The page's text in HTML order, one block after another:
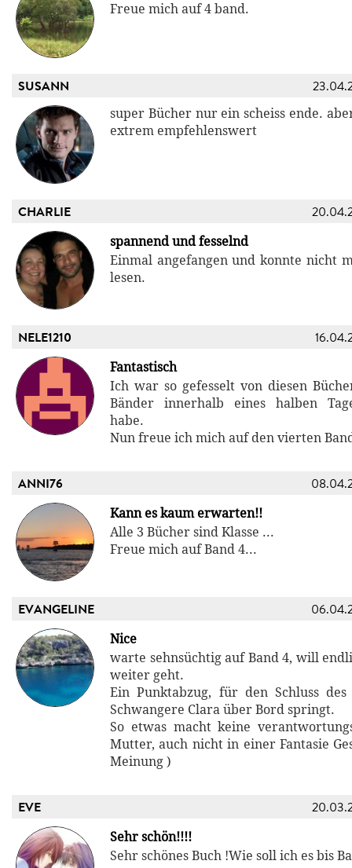
Freue mich auf 4 band.
SUSANN
super Bücher nur ein scheiss ende.
extrem empfehlenswert
CHARLIE
spannend und fesselnd
Einmal angefangen und konnte nicht
lesen.
NELE1210
Fantastisch
Ich war so gefesselt von diesen
Bänder innerhalb eines halben
habe.
Nun freue ich mich auf den vierten
ANNI76
Kann es kaum erwarten!!
Alle 3 Bücher sind Klasse ...
Freue mich auf Band 4...
EVANGELINE
Nice
warte sehnsüchtig auf Band 4, will
weiter geht.
Ein Punktabzug, für den Schluss des
Schwangere Clara über Bord springt.
So etwas macht keine
Mutter, auch nicht in einer Fantasie
Meinung )
EVE
Sehr schön!!!!
Sehr schönes Buch !Wie soll ich es bis